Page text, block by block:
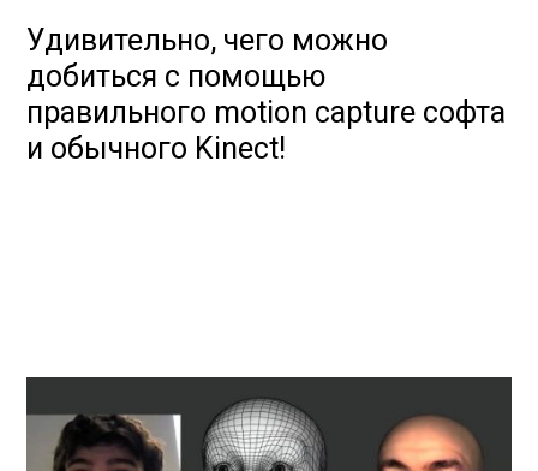
Удивительно, чего можно
добиться с помощью
правильного motion capture софта
и обычного Kinect!